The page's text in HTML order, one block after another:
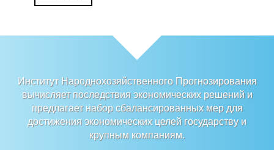
Общие требования
Стандарты оформления
Научные труды
О журнале
Институт Народнохозяйственного Прогнозирования
вычисляет последствия экономических решений и
предлагает набор сбалансированных мер для
достижения экономических целей государству и
крупным компаниям.